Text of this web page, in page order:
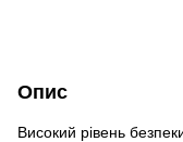
Опис
Високий рівень